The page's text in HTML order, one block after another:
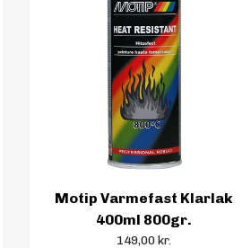
Motip Varmefast Klarlak
400ml 800gr.
149,00 kr.